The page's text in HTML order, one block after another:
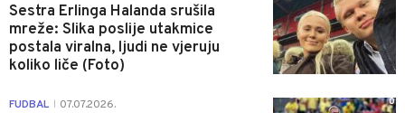
Sestra Erlinga Halanda srušila
mreže: Slika poslije utakmice
postala viralna, ljudi ne vjeruju
koliko liče (Foto)
FUDBAL 07.07.2026. 0